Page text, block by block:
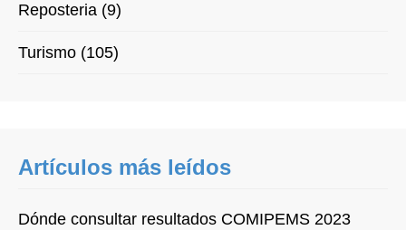
Reposteria (9)
Turismo (105)
Artículos más leídos
Dónde consultar resultados COMIPEMS 2023